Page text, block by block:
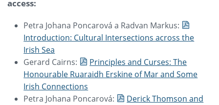
access:
Petra Johana Poncarová a Radvan Markus:
Introduction: Cultural Intersections across the
Irish Sea
Gerard Cairns:
Principles and Curses: The
Honourable Ruaraidh Erskine of Mar and Some
Irish Connections
Petra Johana Poncarová:
Derick Thomson and